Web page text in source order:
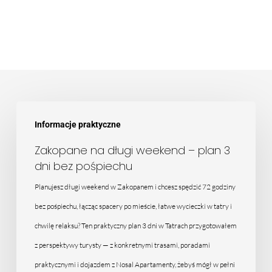
Informacje praktyczne
długi
weekend
plan
Zakopane na długi weekend – plan 3
dni bez pośpiechu
Planujesz długi weekend w Zakopanem i chcesz spędzić 72 godziny
bez pośpiechu, łącząc spacery po mieście, łatwe wycieczki w tatry i
chwilę relaksu? Ten praktyczny plan 3 dni w Tatrach przygotowałem
z perspektywy turysty — z konkretnymi trasami, poradami
praktycznymi i dojazdem z Nosal Apartamenty, żebyś mógł w pełni